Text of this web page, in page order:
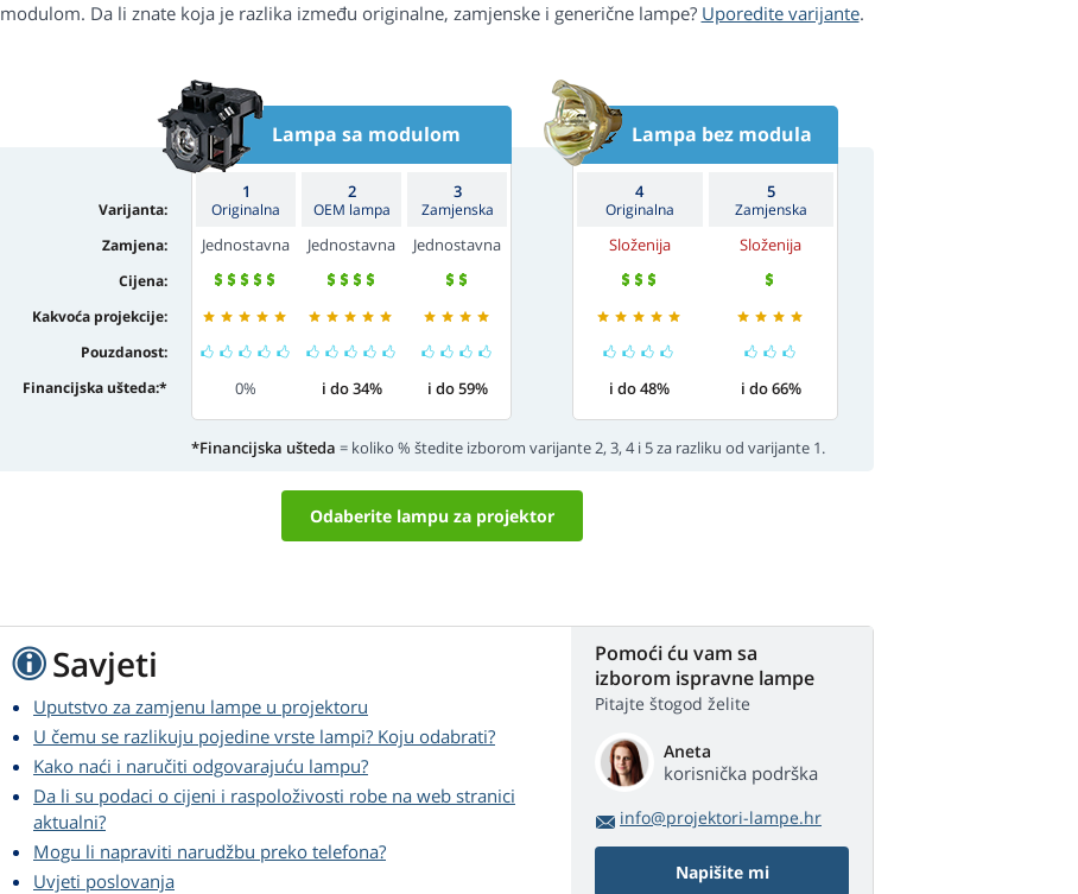
modulom. Da li znate koja je razlika između originalne, zamjenske i generične lampe? Uporedite varijante.
Varijanta:
Zamjena:
Cijena:
Kakvoća projekcije:
Pouzdanost:
Financijska ušteda:*
Lampa sa modulom
1
Originalna
2
OEM lampa
3
Zamjenska
Jednostavna Jednostavna Jednostavna
0% i do 34% i do 59%
Lampa bez modula
4
Originalna
5
Zamjenska
Složenija Složenija
i do 48% i do 66%
*Financijska ušteda = koliko % štedite izborom varijante 2, 3, 4 i 5 za razliku od varijante 1.
Odaberite lampu za projektor
Savjeti
Uputstvo za zamjenu lampe u projektoru
U čemu se razlikuju pojedine vrste lampi? Koju odabrati?
Kako naći i naručiti odgovarajuću lampu?
Da li su podaci o cijeni i raspoloživosti robe na web stranici
aktualni?
Mogu li napraviti narudžbu preko telefona?
Uvjeti poslovanja
Pomoći ću vam sa
izborom ispravne lampe
Pitajte štogod želite
Aneta
korisnička podrška
info@projektori-lampe.hr
Napišite mi